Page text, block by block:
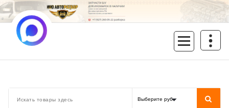
Перейти
к
содержимому